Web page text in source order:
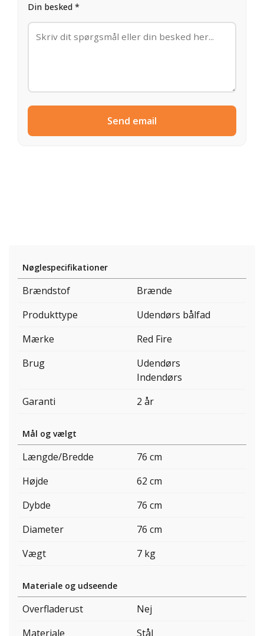
Din besked *
Send email
Nøglespecifikationer
Brændstof
Brænde
Produkttype
Udendørs bålfad
Mærke
Red Fire
Brug
Udendørs
Indendørs
Garanti
2 år
Mål og vælgt
Længde/Bredde
76 cm
Højde
62 cm
Dybde
76 cm
Diameter
76 cm
Vægt
7 kg
Materiale og udseende
Overfladerust
Nej
Materiale
Stål